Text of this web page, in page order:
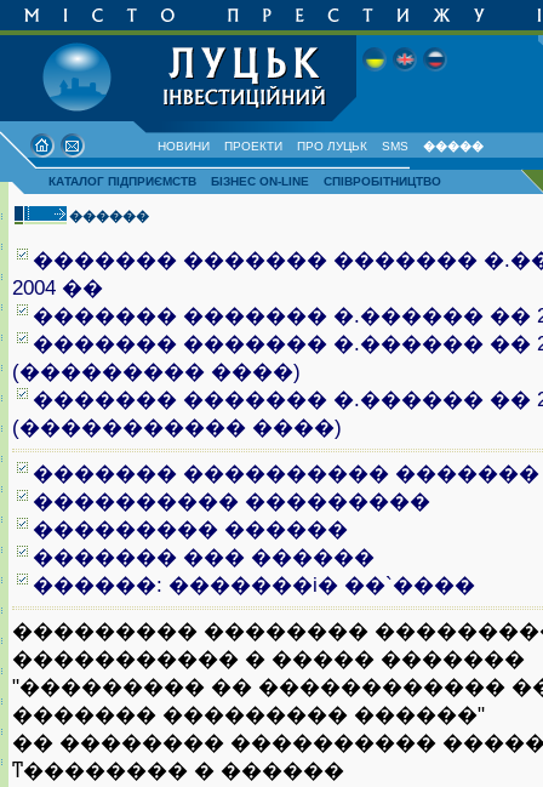
НОВИНИ ПРОЕКТИ ПРО ЛУЦЬК SMS �����
КАТАЛОГ ПІДПРИЄМСТВ БІЗНЕС ON-LINE СПІВРОБІТНИЦТВО
������
������� ������� �������
2004 ��
������� ������� �.������ ��
������� ������� �.������ ��
(��������� ����)
������� ������� �.������ ��
(����������� ����)
������� ���������� �������
���������� ���������
��������� ������
������� ��� ������
������: �������i� ��`����
��������� ��������
����������� � ����� �������
"��������� �� ������������
������� ��������� ������"
�� �������� ����������
ͳ�������� � ������